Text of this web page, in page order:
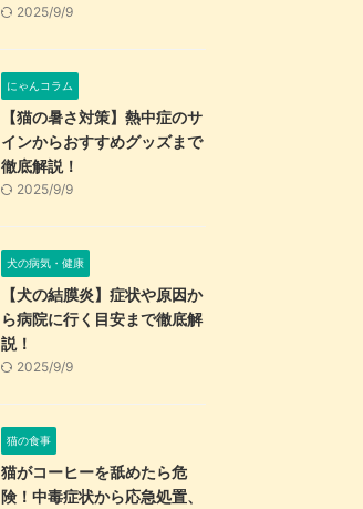
2025/9/9
にゃんコラム
【猫の暑さ対策】熱中症のサ
インからおすすめグッズまで
徹底解説！
2025/9/9
犬の病気・健康
【犬の結膜炎】症状や原因か
ら病院に行く目安まで徹底解
説！
2025/9/9
猫の食事
猫がコーヒーを舐めたら危
険！中毒症状から応急処置、